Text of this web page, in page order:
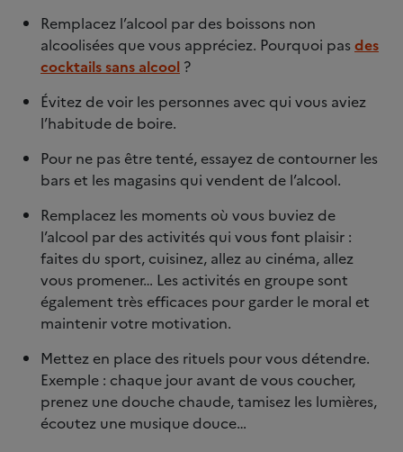
Remplacez l’alcool par des boissons non
alcoolisées que vous appréciez. Pourquoi pasdes
cocktails sans alcool ?
Évitez de voir les personnes avec qui vous aviez
l’habitude de boire.
Pour ne pas être tenté, essayez de contourner les
bars et les magasins qui vendent de l’alcool.
Remplacez les moments où vous buviez de
l’alcool par des activités qui vous font plaisir :
faites du sport, cuisinez, allez au cinéma, allez
vous promener… Les activités en groupe sont
également très efficaces pour garder le moral et
maintenir votre motivation.
Mettez en place des rituels pour vous détendre.
Exemple : chaque jour avant de vous coucher,
prenez une douche chaude, tamisez les lumières,
écoutez une musique douce…